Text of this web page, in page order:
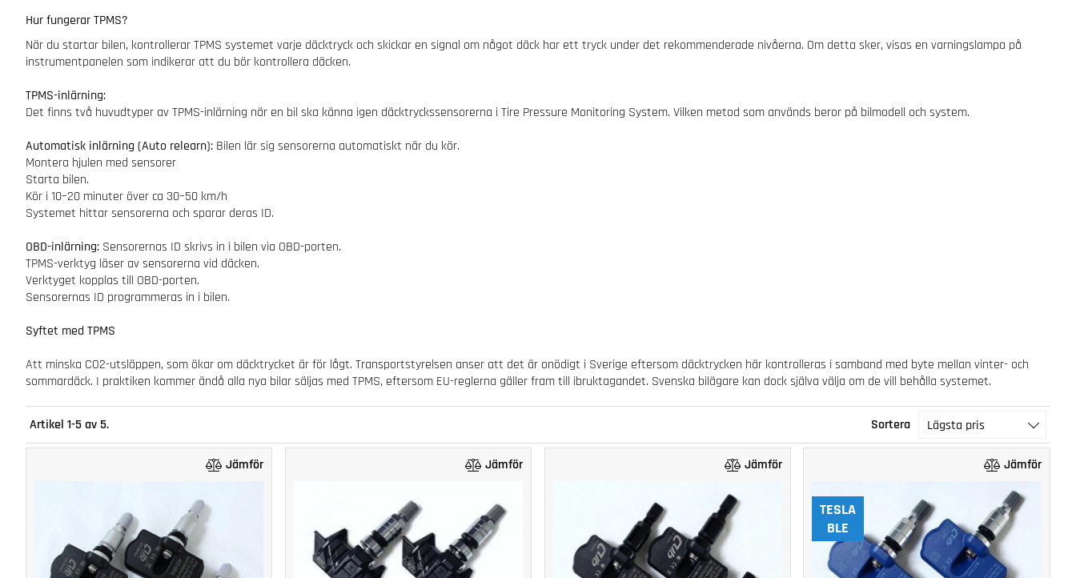
Hur fungerar TPMS?
När du startar bilen, kontrollerar TPMS systemet varje däcktryck och skickar en signal om något däck har ett tryck under det rekommenderade nivåerna. Om detta sker, visas en varningslampa på
instrumentpanelen som indikerar att du bör kontrollera däcken.
TPMS-inlärning:
Det finns två huvudtyper av TPMS-inlärning när en bil ska känna igen däcktryckssensorerna i Tire Pressure Monitoring System. Vilken metod som används beror på bilmodell och system.
Automatisk inlärning (Auto relearn): Bilen lär sig sensorerna automatiskt när du kör.
Montera hjulen med sensorer
Starta bilen.
Kör i 10–20 minuter över ca 30–50 km/h
Systemet hittar sensorerna och sparar deras ID.
OBD-inlärning: Sensorernas ID skrivs in i bilen via OBD-porten.
TPMS-verktyg läser av sensorerna vid däcken.
Verktyget kopplas till OBD-porten.
Sensorernas ID programmeras in i bilen.
Syftet med TPMS
Att minska CO2-utsläppen, som ökar om däcktrycket är för lågt. Transportstyrelsen anser att det är onödigt i Sverige eftersom däcktrycken här kontrolleras i samband med byte mellan vinter- och
sommardäck. I praktiken kommer ändå alla nya bilar säljas med TPMS, eftersom EU-reglerna gäller fram till ibruktagandet. Svenska bilägare kan dock själva välja om de vill behålla systemet.
Artikel 1-5av5. Sortera Lägsta pris
Jämför Jämför Jämför Jämför
TESLA
BLE